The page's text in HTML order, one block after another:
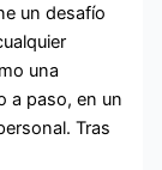
un desafío
una
a paso, en un
Tras